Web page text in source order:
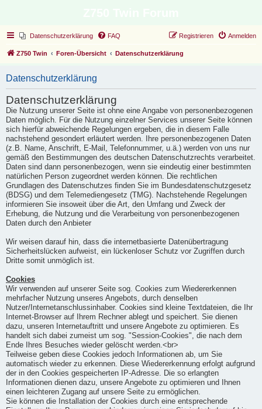
Datenschutzerklärung FAQ Anmelden
Registrieren
Z750 Twin Foren-Übersicht Datenschutzerklärung
Datenschutzerklärung
Datenschutzerklärung
Die Nutzung unserer Seite ist ohne eine Angabe von personenbezogenen
Daten möglich. Für die Nutzung einzelner Services unserer Seite können
sich hierfür abweichende Regelungen ergeben, die in diesem Falle
nachstehend gesondert erläutert werden. Ihre personenbezogenen Daten
(z.B. Name, Anschrift, E-Mail, Telefonnummer, u.ä.) werden von uns nur
gemäß den Bestimmungen des deutschen Datenschutzrechts verarbeitet.
Daten sind dann personenbezogen, wenn sie eindeutig einer bestimmten
natürlichen Person zugeordnet werden können. Die rechtlichen
Grundlagen des Datenschutzes finden Sie im Bundesdatenschutzgesetz
(BDSG) und dem Telemediengesetz (TMG). Nachstehende Regelungen
informieren Sie insoweit über die Art, den Umfang und Zweck der
Erhebung, die Nutzung und die Verarbeitung von personenbezogenen
Daten durch den Anbieter
Wir weisen darauf hin, dass die internetbasierte Datenübertragung
Sicherheitslücken aufweist, ein lückenloser Schutz vor Zugriffen durch
Dritte somit unmöglich ist.
Cookies
Wir verwenden auf unserer Seite sog. Cookies zum Wiedererkennen
mehrfacher Nutzung unseres Angebots, durch denselben
Nutzer/Internetanschlussinhaber. Cookies sind kleine Textdateien, die Ihr
Internet-Browser auf Ihrem Rechner ablegt und speichert. Sie dienen
dazu, unseren Internetauftritt und unsere Angebote zu optimieren. Es
handelt sich dabei zumeist um sog. "Session-Cookies", die nach dem
Ende Ihres Besuches wieder gelöscht werden.<br>
Teilweise geben diese Cookies jedoch Informationen ab, um Sie
automatisch wieder zu erkennen. Diese Wiedererkennung erfolgt aufgrund
der in den Cookies gespeicherten IP-Adresse. Die so erlangten
Informationen dienen dazu, unsere Angebote zu optimieren und Ihnen
einen leichteren Zugang auf unsere Seite zu ermöglichen.
Sie können die Installation der Cookies durch eine entsprechende